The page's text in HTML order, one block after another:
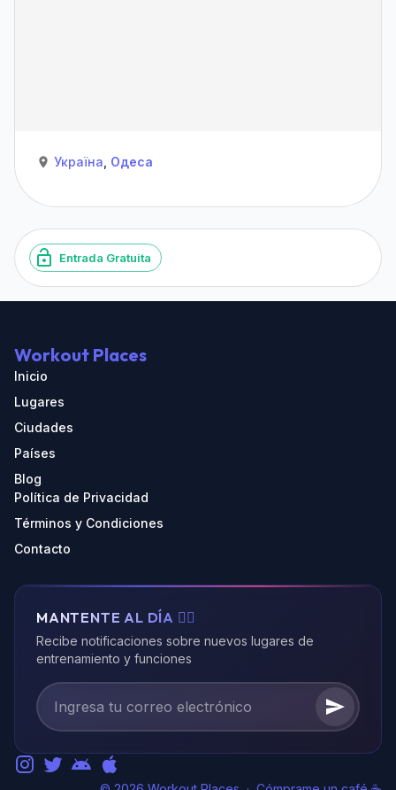
Україна Одеса
Entrada Gratuita
Workout Places
Inicio
Lugares
Ciudades
Países
Blog
Política de Privacidad
Términos y Condiciones
Contacto
MANTENTE AL DÍA 🏃‍♂️
Recibe notificaciones sobre nuevos lugares de
entrenamiento y funciones